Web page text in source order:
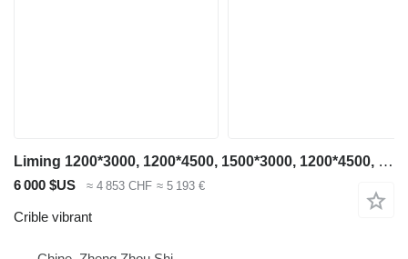
Liming 1200*3000, 1200*4500, 1500*3000, 1200*4500, 1500*3000, 1500*4500
6 000 $US ≈ 4 853 CHF ≈ 5 193 €
Crible vibrant